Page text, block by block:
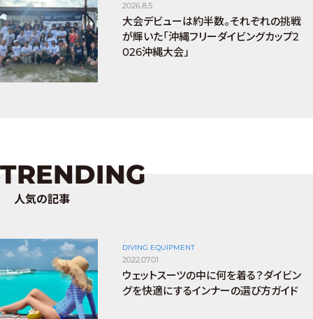
2026.8.5
大会デビューは約半数。それぞれの挑戦
が輝いた「沖縄フリーダイビングカップ2
026沖縄大会」
TRENDING
人気の記事
DIVING EQUIPMENT
2022.07.01
ウェットスーツの中に何を着る？ダイビン
グを快適にするインナーの選び方ガイド